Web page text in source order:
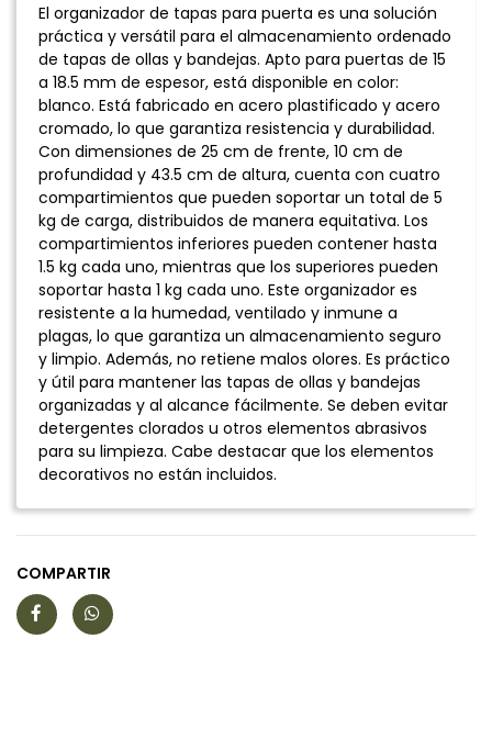
El organizador de tapas para puerta es una solución
práctica y versátil para el almacenamiento ordenado
de tapas de ollas y bandejas. Apto para puertas de 15
a 18.5 mm de espesor, está disponible en color:
blanco. Está fabricado en acero plastificado y acero
cromado, lo que garantiza resistencia y durabilidad.
Con dimensiones de 25 cm de frente, 10 cm de
profundidad y 43.5 cm de altura, cuenta con cuatro
compartimientos que pueden soportar un total de 5
kg de carga, distribuidos de manera equitativa. Los
compartimientos inferiores pueden contener hasta
1.5 kg cada uno, mientras que los superiores pueden
soportar hasta 1 kg cada uno. Este organizador es
resistente a la humedad, ventilado y inmune a
plagas, lo que garantiza un almacenamiento seguro
y limpio. Además, no retiene malos olores. Es práctico
y útil para mantener las tapas de ollas y bandejas
organizadas y al alcance fácilmente. Se deben evitar
detergentes clorados u otros elementos abrasivos
para su limpieza. Cabe destacar que los elementos
decorativos no están incluidos.
COMPARTIR